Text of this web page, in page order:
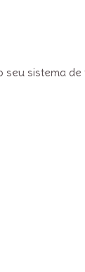
sistema